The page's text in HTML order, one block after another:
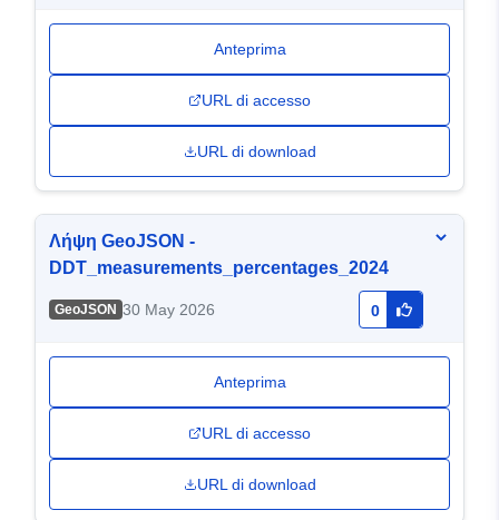
Anteprima
URL di accesso
URL di download
Λήψη GeoJSON -
DDT_measurements_percentages_2024
GeoJSON 30 May 2026 0
Anteprima
URL di accesso
URL di download